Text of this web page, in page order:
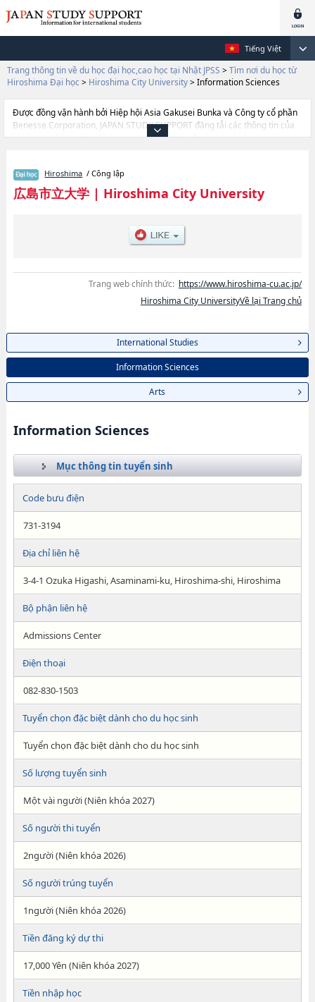
Tiếng Việt
Trang thông tin về du học đại học,cao học tại Nhật JPSS > Tìm nơi du học từ
Hiroshima Đại học > Hiroshima City University> Information Sciences
Được đồng vận hành bởi Hiệp hội Asia Gakusei Bunka và Công ty cổ phần
Benesse Corporation, JAPAN STUDY SUPPORT đăng tải các thông tin của
khoảng 1.300 trường đại học, cao học, trường đại học ngắn hạn, trường
thông tin cần thiết dành cho du học sinh, như là về các Ngành
International StudieshoặcNgành Information ScienceshoặcNgành Arts,
thông tin về từng ngành học, thông tin liên quan đến thi tuyển như số
Hiroshima / Công lập
広島市立大学| Hiroshima City University
Trang web chính thức: https://www.hiroshima-cu.ac.jp/
Hiroshima City UniversityVề lại Trang chủ
International Studies
Information Sciences
Arts
Information Sciences
Mục thông tin tuyển sinh
Code bưu điện
731-3194
Địa chỉ liên hệ
3-4-1 Ozuka Higashi, Asaminami-ku, Hiroshima-shi, Hiroshima
Bộ phận liên hệ
Admissions Center
Điện thoại
082-830-1503
Tuyển chọn đặc biệt dành cho du học sinh
Tuyển chọn đặc biệt dành cho du học sinh
Số lượng tuyển sinh
Một vài người (Niên khóa 2027)
Số người thi tuyển
2người (Niên khóa 2026)
Số người trúng tuyển
1người (Niên khóa 2026)
Tiền đăng ký dự thi
17,000 Yên (Niên khóa 2027)
Tiền nhập học